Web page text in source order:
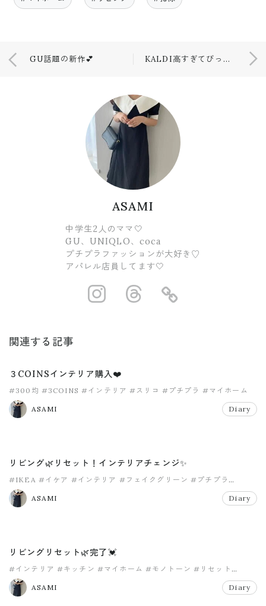
GU話題の新作💕 KALDI高すぎてびっくりした購入品！
ASAMI
中学生2人のママ🤍
GU、UNIQLO、coca
プチプラファッションが大好き♡
アパレル店員してます🤍
https://https://
関連する記事
３COINSインテリア購入❤️
#300均 #3COINS #インテリア #スリコ #プチプラ #マイホーム
ASAMI Diary
リビング🌿リセット！インテリアチェンジ✨
#IKEA #イケア #インテリア #フェイクグリーン #プチプラ
#マイホーム
ASAMI
Diary
リビングリセット🌿完了💓
#インテリア #キッチン #マイホーム #モノトーン #リセット
#リビング
ASAMI
Diary